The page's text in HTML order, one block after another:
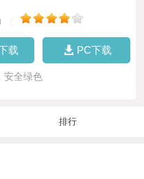
载 PC下载
安全绿色
排行